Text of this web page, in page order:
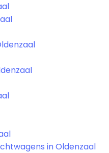
in Oldenzaal